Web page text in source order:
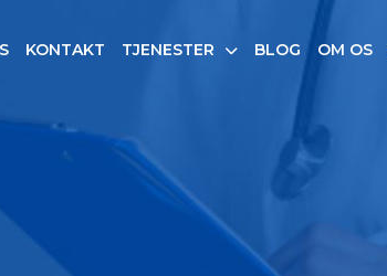
KONTAKT TJENESTER BLOG OM OS